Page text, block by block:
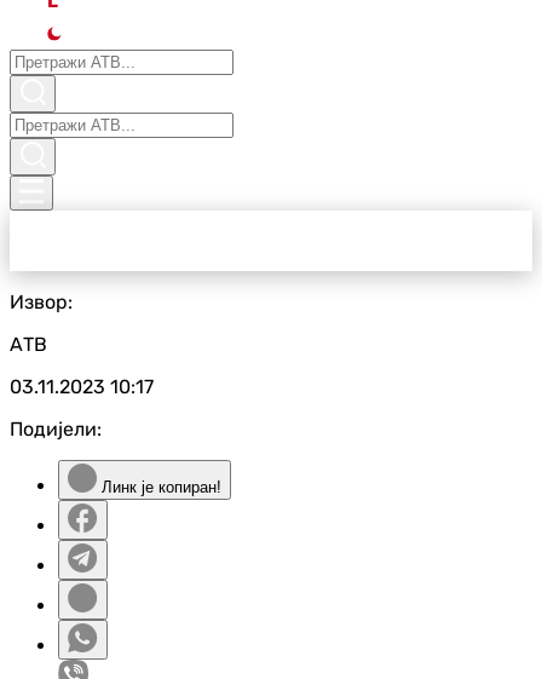
Извор:
АТВ
03.11.2023 10:17
Подијели:
Линк је копиран!